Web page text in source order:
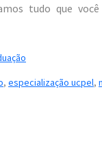
tudo que
, especialização ucpel,